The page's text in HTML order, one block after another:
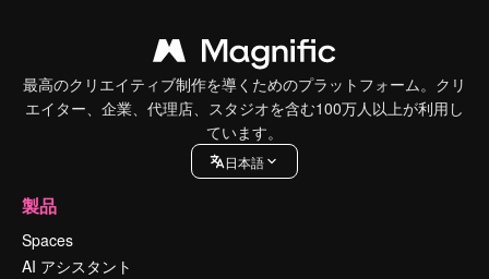
最高のクリエイティブ制作を導くためのプラットフォーム。クリ
エイター、企業、代理店、スタジオを含む100万人以上が利用し
ています。
日本語
製品
Spaces
AI アシスタント